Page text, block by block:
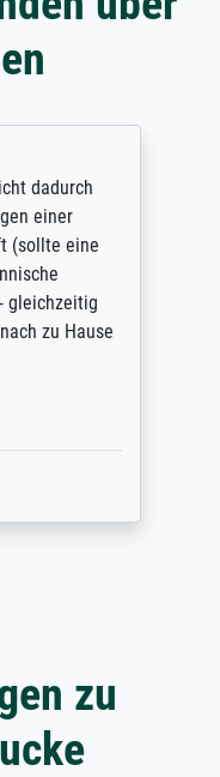
dadurch
einer
(sollte eine
gleichzeitig
zu Hause
zu